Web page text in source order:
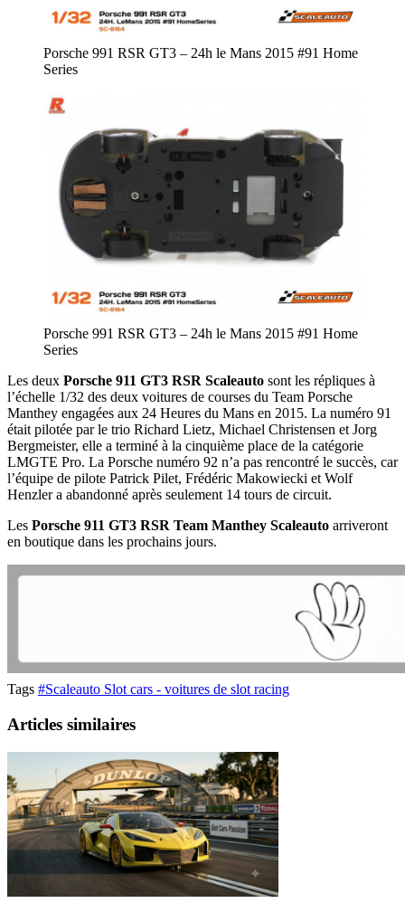
Porsche 991 RSR GT3 – 24h le Mans 2015 #91 Home
Series
Porsche 991 RSR GT3 – 24h le Mans 2015 #91 Home
Series
Les deux Porsche 911 GT3 RSR Scaleauto sont les répliques à
l’échelle 1/32 des deux voitures de courses du Team Porsche
Manthey engagées aux 24 Heures du Mans en 2015. La numéro 91
était pilotée par le trio Richard Lietz, Michael Christensen et Jorg
Bergmeister, elle a terminé à la cinquième place de la catégorie
LMGTE Pro. La Porsche numéro 92 n’a pas rencontré le succès, car
l’équipe de pilote Patrick Pilet, Frédéric Makowiecki et Wolf
Henzler a abandonné après seulement 14 tours de circuit.
Les Porsche 911 GT3 RSR Team Manthey Scaleauto arriveront
en boutique dans les prochains jours.
Tags #Scaleauto Slot cars - voitures de slot racing
Articles similaires